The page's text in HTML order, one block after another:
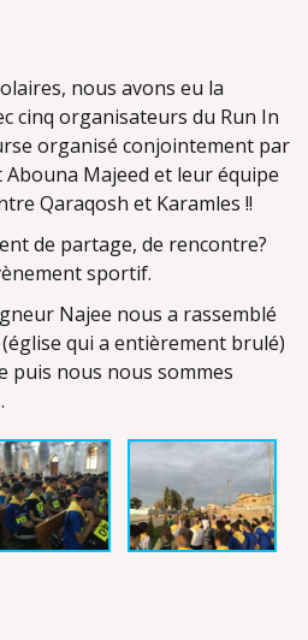
nous avons eu la
cinq organisateurs du Run In
organisé conjointement par
Majeed et leur équipe
Qaraqosh et Karamles !!
de partage, de rencontre?
sportif.
Najee nous a rassemblé
(église qui a entièrement brulé)
puis nous nous sommes